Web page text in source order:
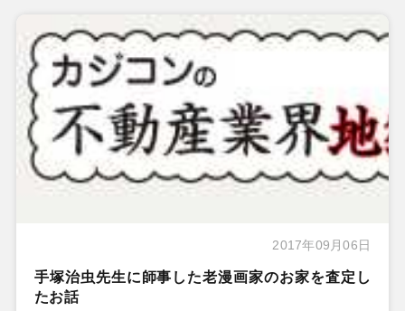
2017年09月06日
手塚治虫先生に師事した老漫画家のお家を査定し
たお話